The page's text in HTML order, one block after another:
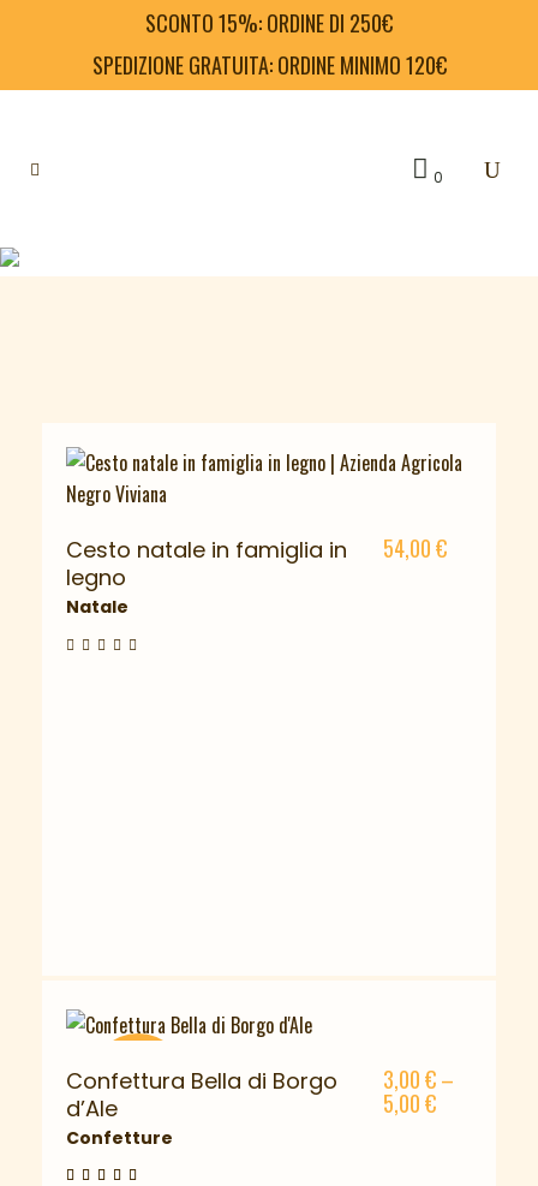
SCONTO 15%: ORDINE DI 250€
SPEDIZIONE GRATUITA: ORDINE MINIMO 120€
0
Cesto natale in famiglia in
legno
Natale
54,00€
ESAURITO
Confettura Bella di Borgo
d’Ale
Confetture
3,00€–
5,00€